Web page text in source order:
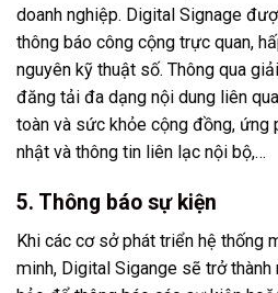
doanh nghiệp. Digital Signage
thông báo công cộng trực quan,
nguyên kỹ thuật số. Thông qua
đăng tải đa dạng nội dung liên
toàn và sức khỏe cộng đồng, ứng
nhật và thông tin liên lạc nội bộ,…
5. Thông báo sự kiện
Khi các cơ sở phát triển hệ thống
minh, Digital Sigange sẽ trở